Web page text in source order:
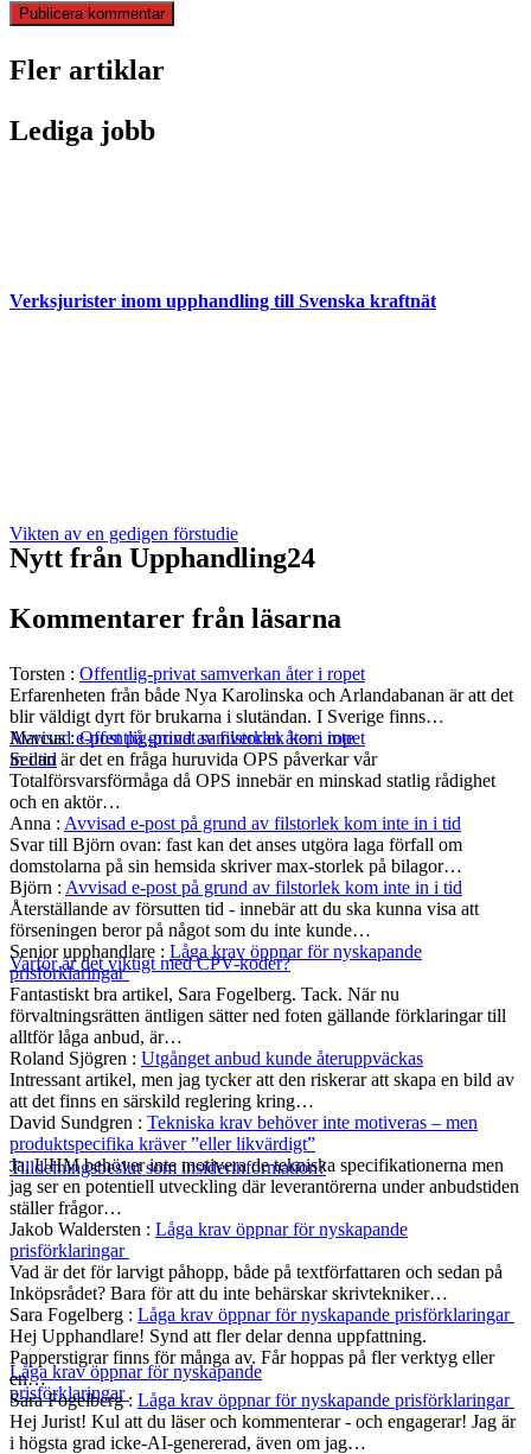
Fler artiklar
Lediga jobb
Verksjurister inom upphandling till Svenska kraftnät
Vikten av en gedigen förstudie
Avvisad e-post på grund av filstorlek kom inte
in i tid
Varför är det viktigt med CPV-koder?
Tilldelningsbeslut som insiderinformation?
Låga krav öppnar för nyskapande
prisförklaringar
Nytt från Upphandling24
Kommentarer från läsarna
Torsten : Offentlig-privat samverkan åter i ropet
Erfarenheten från både Nya Karolinska och Arlandabanan är att det
blir väldigt dyrt för brukarna i slutändan. I Sverige finns…
Marcus:Offentlig-privat samverkan åter i ropet
Sedan är det en fråga huruvida OPS påverkar vår
Totalförsvarsförmåga då OPS innebär en minskad statlig rådighet
och en aktör…
Anna : Avvisad e-post på grund av filstorlek kom inte in i tid
Svar till Björn ovan: fast kan det anses utgöra laga förfall om
domstolarna på sin hemsida skriver max-storlek på bilagor…
Björn : Avvisad e-post på grund av filstorlek kom inte in i tid
Återställande av försutten tid - innebär att du ska kunna visa att
förseningen beror på något som du inte kunde…
Senior upphandlare : Låga krav öppnar för nyskapande
prisförklaringar
Fantastiskt bra artikel, Sara Fogelberg. Tack. När nu
förvaltningsrätten äntligen sätter ned foten gällande förklaringar till
alltför låga anbud, är…
Roland Sjögren : Utgånget anbud kunde återuppväckas
Intressant artikel, men jag tycker att den riskerar att skapa en bild av
att det finns en särskild reglering kring…
David Sundgren : Tekniska krav behöver inte motiveras – men
produktspecifika kräver ”eller likvärdigt”
Ja, UHM behöver inte motivera de tekniska specifikationerna men
jag ser en potentiell utveckling där leverantörerna under anbudstiden
ställer frågor…
Jakob Waldersten : Låga krav öppnar för nyskapande
prisförklaringar
Vad är det för larvigt påhopp, både på textförfattaren och sedan på
Inköpsrådet? Bara för att du inte behärskar skrivtekniker…
Sara Fogelberg : Låga krav öppnar för nyskapande prisförklaringar
Hej Upphandlare! Synd att fler delar denna uppfattning.
Papperstigrar finns för många av. Får hoppas på fler verktyg eller
en…
Sara Fogelberg: Låga krav öppnar för nyskapande prisförklaringar
Hej Jurist! Kul att du läser och kommenterar - och engagerar! Jag är
i högsta grad icke-AI-genererad, även om jag…